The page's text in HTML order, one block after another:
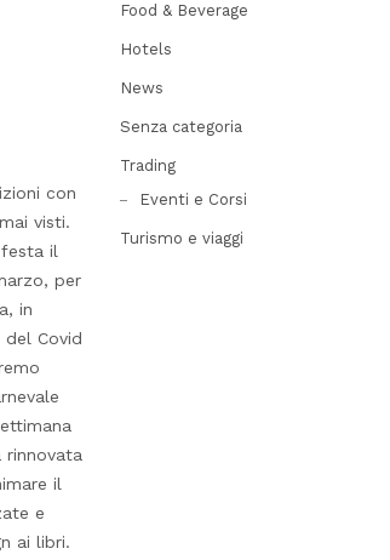
con
visti.
il
per
in
Covid
il
e
ai libri.
Food & Beverage
Hotels
News
Senza categoria
Trading
Eventi e Corsi
Turismo e viaggi